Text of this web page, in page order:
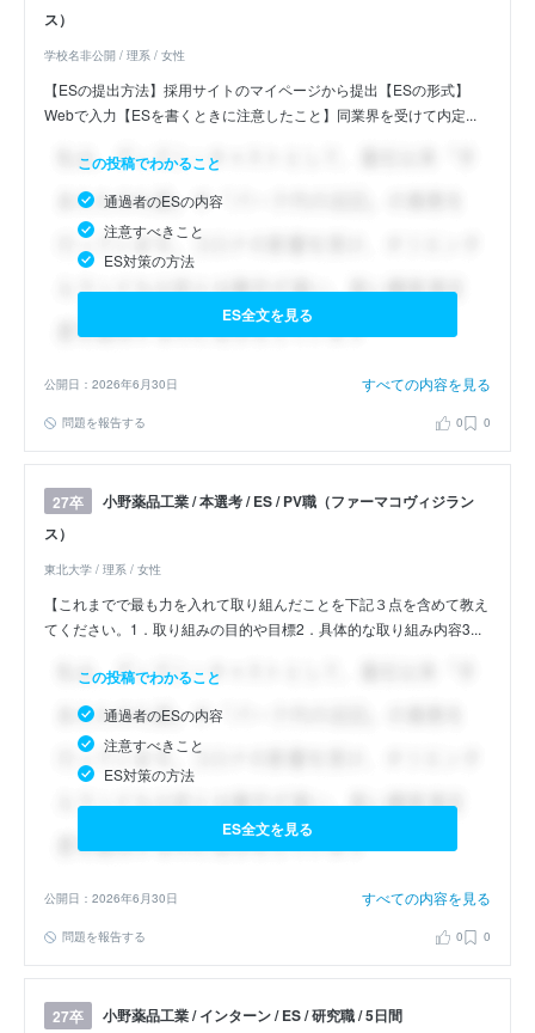
ス）
学校名非公開 / 理系 / 女性
【ESの提出方法】採用サイトのマイページから提出【ESの形式】
Webで入力【ESを書くときに注意したこと】同業界を受けて内定...
この投稿でわかること
通過者のESの内容
注意すべきこと
ES対策の方法
ES全文を見る
公開日：2026年6月30日 すべての内容を見る
問題を報告する 0 0
27卒
小野薬品工業 / 本選考 / ES / PV職（ファーマコヴィジラン
ス）
東北大学 / 理系 / 女性
【これまでで最も力を入れて取り組んだことを下記３点を含めて教え
てください。1．取り組みの目的や目標2．具体的な取り組み内容3...
この投稿でわかること
通過者のESの内容
注意すべきこと
ES対策の方法
ES全文を見る
公開日：2026年6月30日 すべての内容を見る
問題を報告する 0 0
27卒 小野薬品工業 / インターン / ES / 研究職 / 5日間